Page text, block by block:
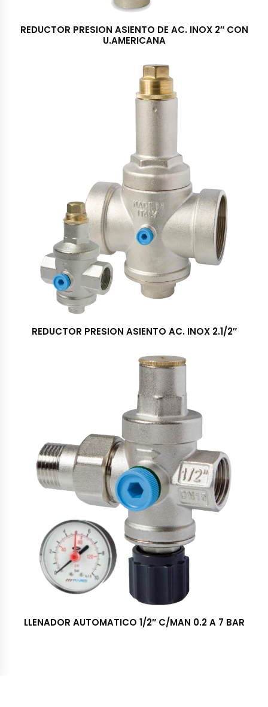
REDUCTOR PRESION ASIENTO DE AC. INOX 2″ CON
U.AMERICANA
REDUCTOR PRESION ASIENTO AC. INOX 2.1/2″
LLENADOR AUTOMATICO 1/2″ C/MAN 0.2 A 7 BAR